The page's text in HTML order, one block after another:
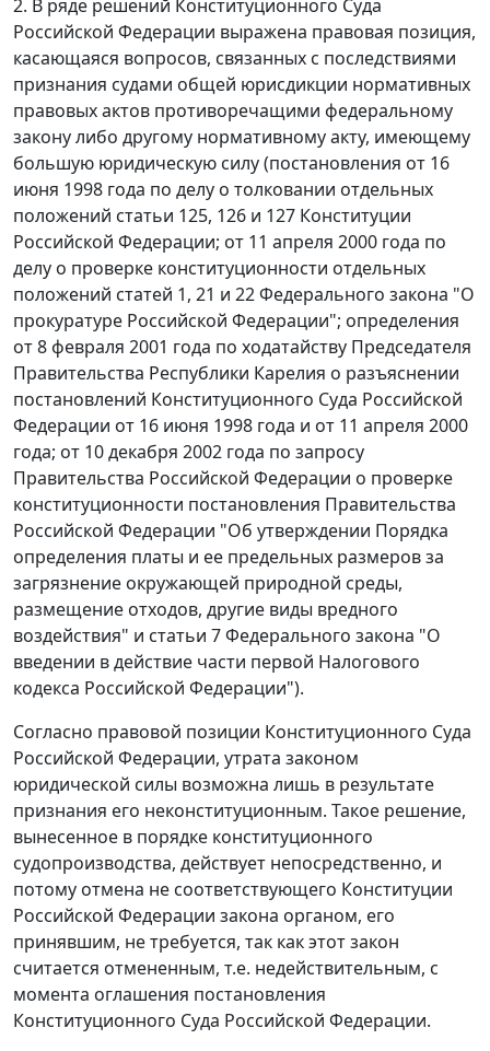
2. В ряде решений Конституционного Суда
Российской Федерации выражена правовая позиция,
касающаяся вопросов, связанных с последствиями
признания судами общей юрисдикции нормативных
правовых актов противоречащими федеральному
закону либо другому нормативному акту, имеющему
большую юридическую силу (постановления от 16
июня 1998 года по делу о толковании отдельных
положений статьи 125, 126 и 127 Конституции
Российской Федерации; от 11 апреля 2000 года по
делу о проверке конституционности отдельных
положений статей 1, 21 и 22 Федерального закона "О
прокуратуре Российской Федерации"; определения
от 8 февраля 2001 года по ходатайству Председателя
Правительства Республики Карелия о разъяснении
постановлений Конституционного Суда Российской
Федерации от 16 июня 1998 года и от 11 апреля 2000
года; от 10 декабря 2002 года по запросу
Правительства Российской Федерации о проверке
конституционности постановления Правительства
Российской Федерации "Об утверждении Порядка
определения платы и ее предельных размеров за
загрязнение окружающей природной среды,
размещение отходов, другие виды вредного
воздействия" и статьи 7 Федерального закона "О
введении в действие части первой Налогового
кодекса Российской Федерации").
Согласно правовой позиции Конституционного Суда
Российской Федерации, утрата законом
юридической силы возможна лишь в результате
признания его неконституционным. Такое решение,
вынесенное в порядке конституционного
судопроизводства, действует непосредственно, и
потому отмена не соответствующего Конституции
Российской Федерации закона органом, его
принявшим, не требуется, так как этот закон
считается отмененным, т.е. недействительным, с
момента оглашения постановления
Конституционного Суда Российской Федерации.